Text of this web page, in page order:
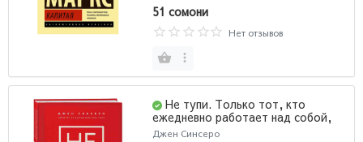
51 сомони
Нет отзывов
Не тупи. Только тот, кто
ежедневно работает над собой,
живет жизнью мечты
Джен Синсеро